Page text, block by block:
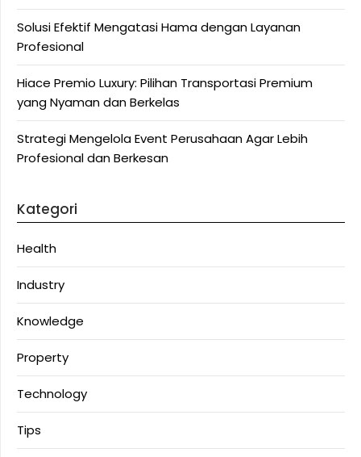
Solusi Efektif Mengatasi Hama dengan Layanan
Profesional
Hiace Premio Luxury: Pilihan Transportasi Premium
yang Nyaman dan Berkelas
Strategi Mengelola Event Perusahaan Agar Lebih
Profesional dan Berkesan
Kategori
Health
Industry
Knowledge
Property
Technology
Tips